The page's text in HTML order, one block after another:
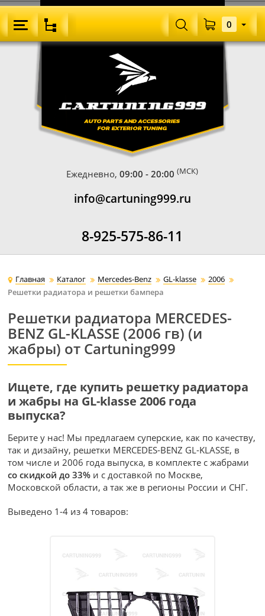
Ежедневно,09:00 - 20:00 (МСК)
info@cartuning999.ru
8-925-575-86-11
0
Главная Каталог Mercedes-Benz GL-klasse
2006
Решетки радиатора и решетки бампера
Решетки радиатора MERCEDES-
BENZ GL-KLASSE (2006 гв) (и
жабры) от Cartuning999
Ищете, где купить решетку радиатора
и жабры на GL-klasse 2006 года
выпуска?
Берите у нас! Мы предлагаем суперские, как по качеству,
так и дизайну, решетки MERCEDES-BENZ GL-KLASSE, в
том числе и 2006 года выпуска, в комплекте с жабрами
со скидкой до 33% и с доставкой по Москве,
Московской области, а так же в регионы России и СНГ.
Выведено 1-4 из 4 товаров: